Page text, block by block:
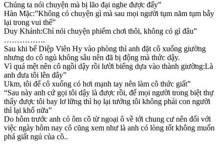
Chúng ta nói chuyện mà bị lão đại nghe được đấy”
Hàn Mặc:”Không có chuyện gì mà sau mọi người tụm năm tụm bẫy
lại trong vui thế”
Duy Khánh:Chỉ nói chuyện phiếm chơi thôi, không có gì đâu”
…………….
Sau khi bế Diệp Viên Hy vào phòng thì anh đặt cô xuống giường
nhưng do cô ngủ không sâu nên đã bị động mà thức dậy.
Vì quá mệt nên cô ngồi dậy rồi lười biếng dựa vào thành giường:Là
anh đưa tôi lên đây”
Ukm, tôi để cô xuống có hơi mạnh tay nên làm cô thức giất”
“Sau này anh cứ gọi tôi dậy là được rồi, để mọi người trong biệt thự
thấy được tôi bay lơ lững thì họ lại tưởng tôi không phải con người
thì lại khổ nữa”
Do hôm trước anh có ôm cô từ ngoại ô về tới chung cư nên đối với
việc ngày hôm nay cô cũng xem như là anh có lòng tốt không muốn
phá giất ngủ của cô..